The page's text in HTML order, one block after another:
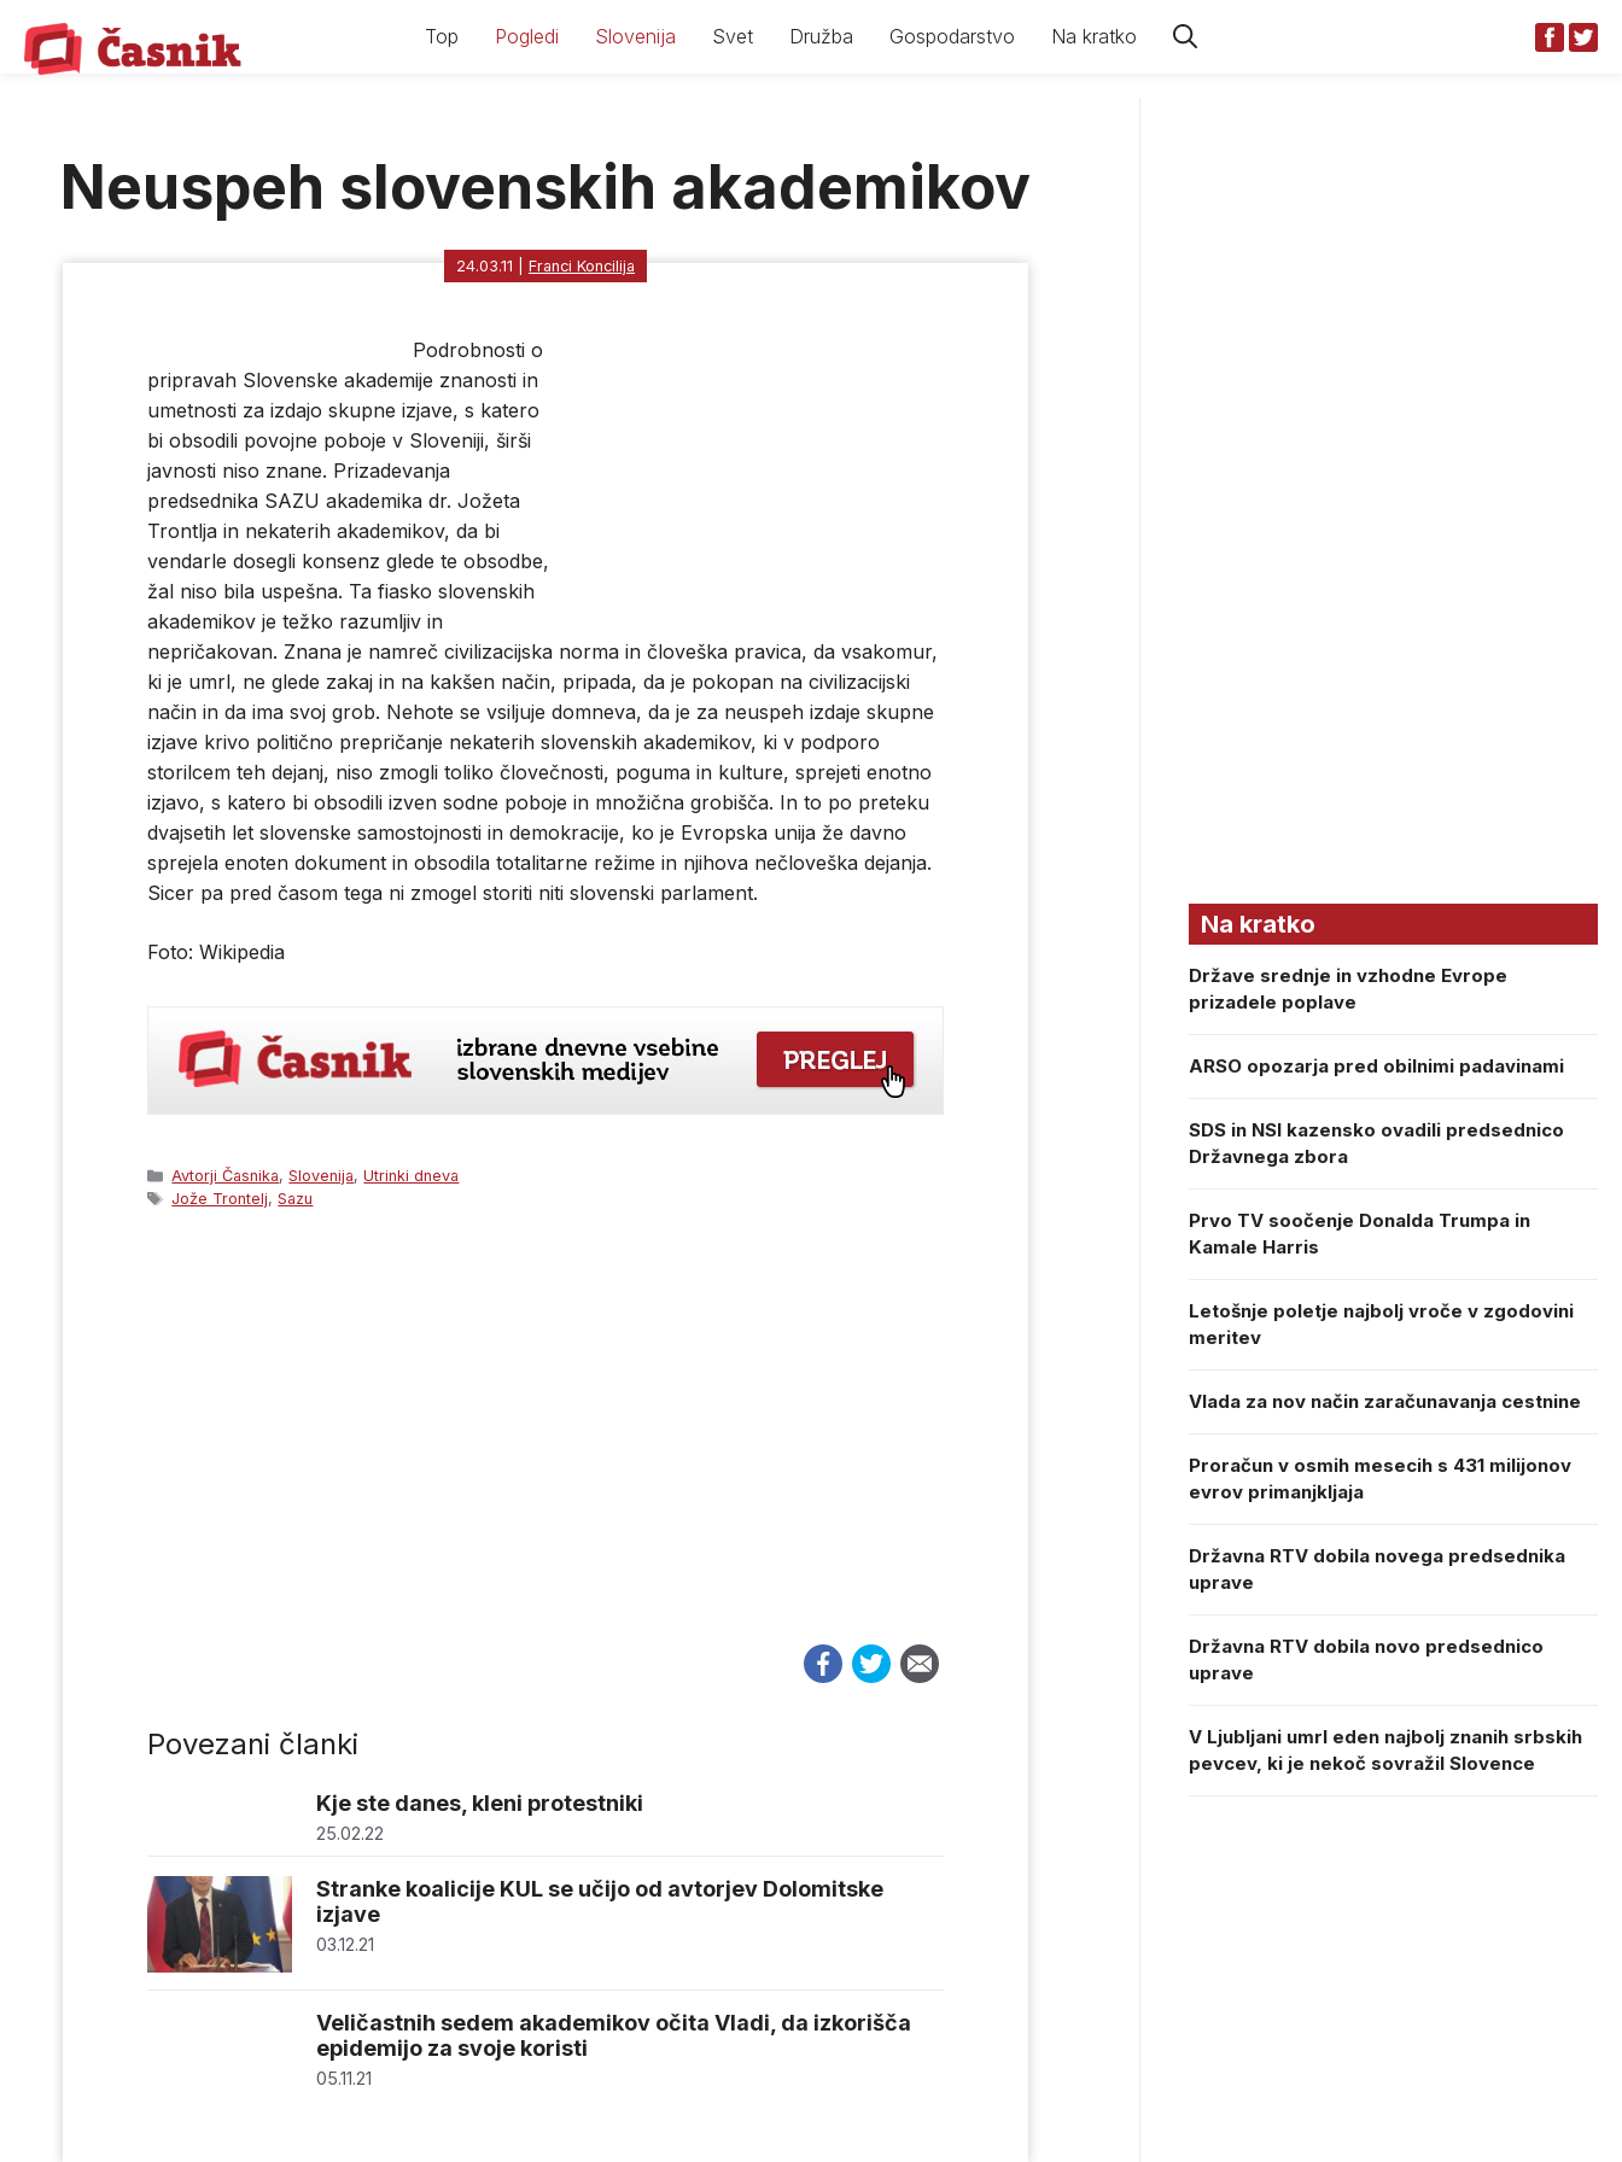
content
Top Pogledi Slovenija Svet Družba Gospodarstvo Na kratko
Neuspeh slovenskih akademikov
24.03.11 Franci Koncilija
Podrobnosti o
pripravah Slovenske akademije znanosti in
umetnosti za izdajo skupne izjave, s katero
bi obsodili povojne poboje v Sloveniji, širši
javnosti niso znane. Prizadevanja
predsednika SAZU akademika dr. Jožeta
Trontlja in nekaterih akademikov, da bi
vendarle dosegli konsenz glede te obsodbe,
žal niso bila uspešna. Ta fiasko slovenskih
akademikov je težko razumljiv in
nepričakovan. Znana je namreč civilizacijska norma in človeška pravica, da vsakomur,
ki je umrl, ne glede zakaj in na kakšen način, pripada, da je pokopan na civilizacijski
način in da ima svoj grob. Nehote se vsiljuje domneva, da je za neuspeh izdaje skupne
izjave krivo politično prepričanje nekaterih slovenskih akademikov, ki v podporo
storilcem teh dejanj, niso zmogli toliko človečnosti, poguma in kulture, sprejeti enotno
izjavo, s katero bi obsodili izven sodne poboje in množična grobišča. In to po preteku
dvajsetih let slovenske samostojnosti in demokracije, ko je Evropska unija že davno
sprejela enoten dokument in obsodila totalitarne režime in njihova nečloveška dejanja.
Sicer pa pred časom tega ni zmogel storiti niti slovenski parlament.
Foto: Wikipedia
Categories
Avtorji Časnika,Slovenija,Utrinki dneva
Tags
Jože Trontelj,Sazu
Povezani članki
Kje ste danes, kleni protestniki
25.02.22
Stranke koalicije KUL se učijo od avtorjev Dolomitske
izjave
03.12.21
Veličastnih sedem akademikov očita Vladi, da izkorišča
epidemijo za svoje koristi
05.11.21
Na kratko
Države srednje in vzhodne Evrope
prizadele poplave
ARSO opozarja pred obilnimi padavinami
SDS in NSI kazensko ovadili predsednico
Državnega zbora
Prvo TV soočenje Donalda Trumpa in
Kamale Harris
Letošnje poletje najbolj vroče v zgodovini
meritev
Vlada za nov način zaračunavanja cestnine
Proračun v osmih mesecih s 431 milijonov
evrov primanjkljaja
Državna RTV dobila novega predsednika
uprave
Državna RTV dobila novo predsednico
uprave
V Ljubljani umrl eden najbolj znanih srbskih
pevcev, ki je nekoč sovražil Slovence